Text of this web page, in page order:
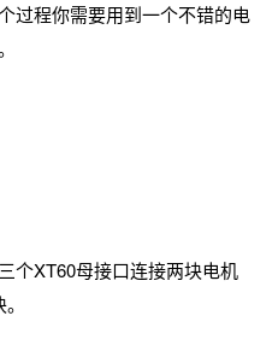
过程你需要用到一个不错的电
个XT60母接口连接两块电机